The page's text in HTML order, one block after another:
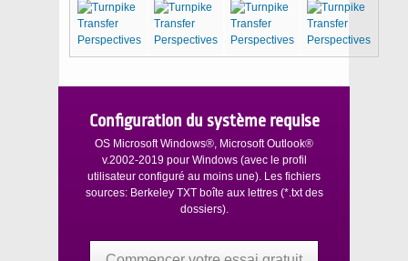
Configuration du système requise
OS Microsoft Windows®, Microsoft Outlook®
v.2002-2019pour Windows(avec le profil
utilisateur configuré au moins une). Les fichiers
sources: Berkeley TXTboîte aux lettres (*.txtdes
dossiers).